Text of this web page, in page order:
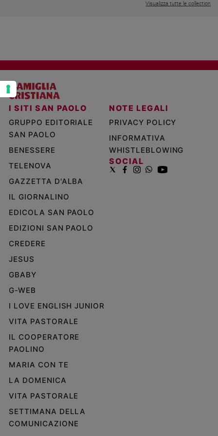
Pubblicità
Registrati
Redazione
Social
Visualizza tutte le collection
I SITI SAN PAOLO
GRUPPO EDITORIALE
SAN PAOLO
BENESSERE
TELENOVA
GAZZETTA D'ALBA
IL GIORNALINO
EDICOLA SAN PAOLO
EDIZIONI SAN PAOLO
CREDERE
JESUS
GBABY
G-WEB
I LOVE ENGLISH JUNIOR
VITA PASTORALE
IL COOPERATORE
PAOLINO
MARIA CON TE
LA DOMENICA
VITA PASTORALE
SETTIMANA DELLA
COMUNICAZIONE
NOTE LEGALI
PRIVACY POLICY
INFORMATIVA
WHISTLEBLOWING
SOCIAL